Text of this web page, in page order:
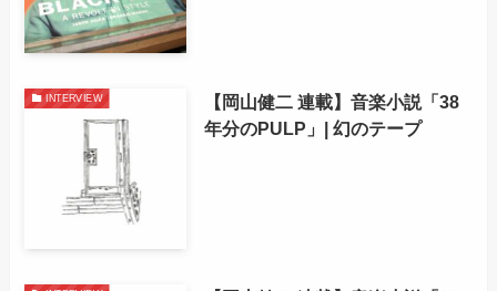
INTERVIEW
【岡山健二 連載】音楽小説「38
年分のPULP」| 幻のテープ